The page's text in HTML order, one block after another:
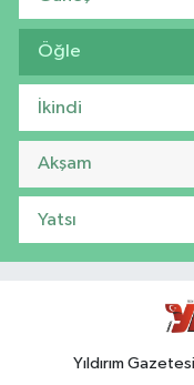
Öğle
İkindi
Akşam
Yatsı
Yıldırım